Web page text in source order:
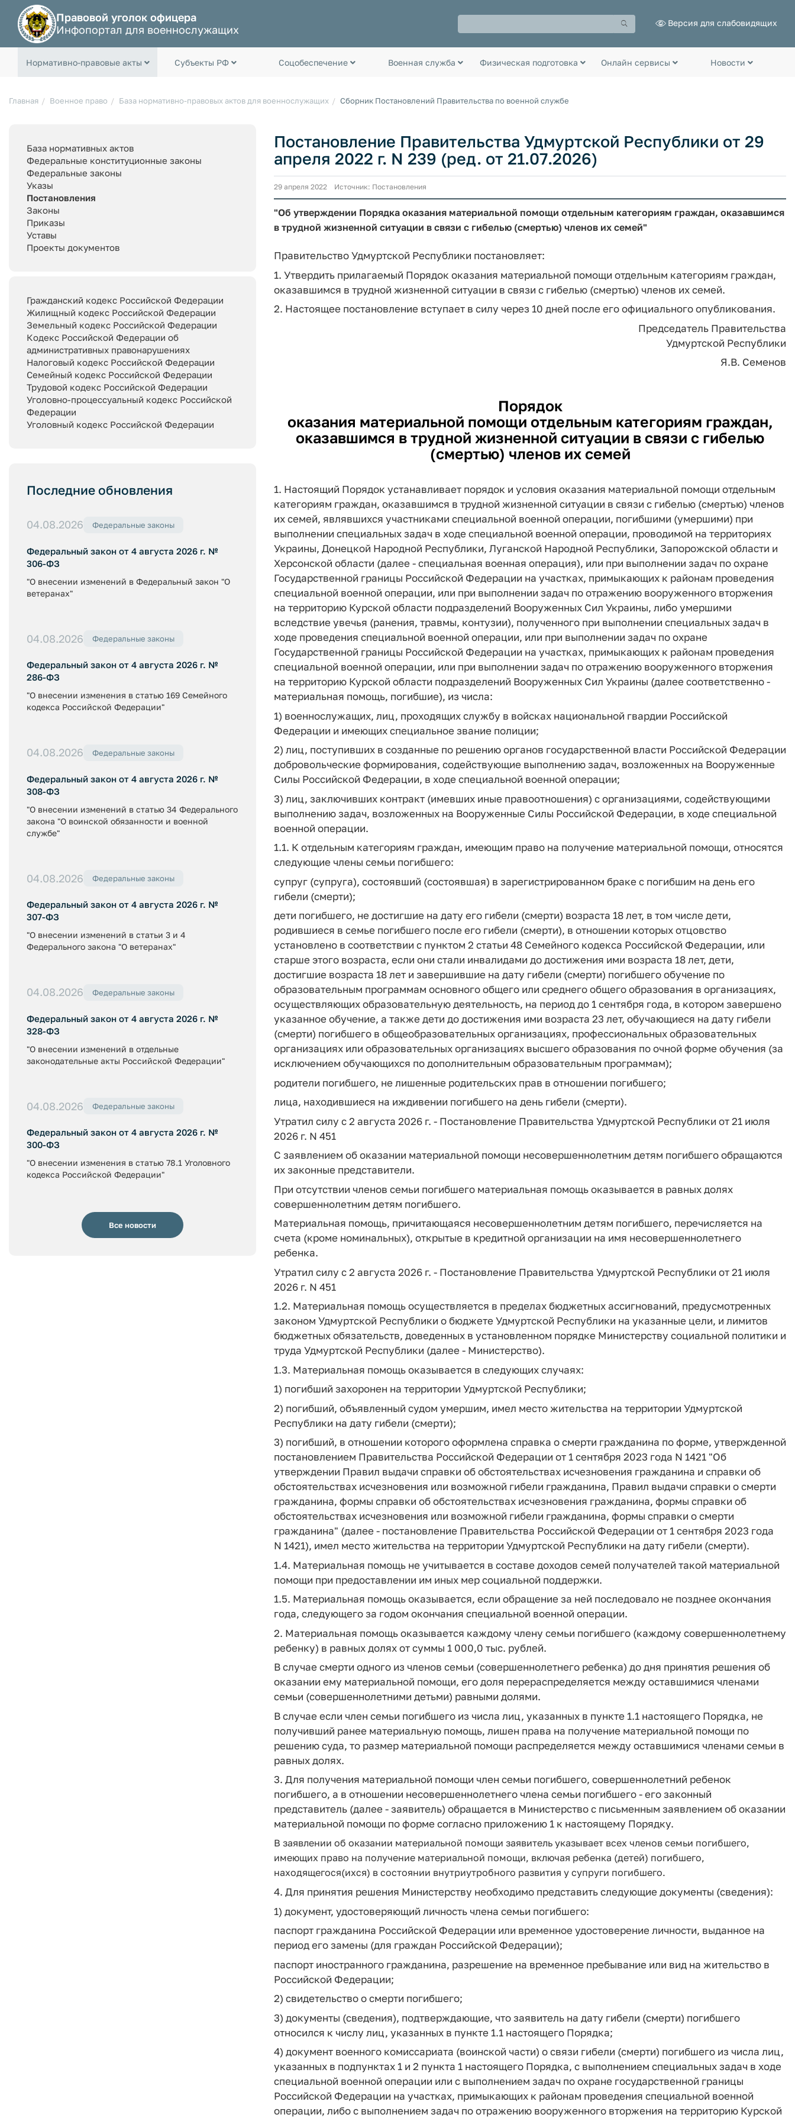
Правовой уголок офицера
Инфопортал для военнослужащих
Версия для слабовидящих
Нормативно-правовые акты Субъекты РФ Соцобеспечение Военная служба Физическая подготовка Онлайн сервисы Новости
Главная Военное право База нормативно-правовых актов для военнослужащих Сборник Постановлений Правительства по военной службе
База нормативных актов
Федеральные конституционные законы
Федеральные законы
Указы
Постановления
Законы
Приказы
Уставы
Проекты документов
Гражданский кодекс Российской Федерации
Жилищный кодекс Российской Федерации
Земельный кодекс Российской Федерации
Кодекс Российской Федерации об
административных правонарушениях
Налоговый кодекс Российской Федерации
Семейный кодекс Российской Федерации
Трудовой кодекс Российской Федерации
Уголовно-процессуальный кодекс Российской
Федерации
Уголовный кодекс Российской Федерации
Последние обновления
04.08.2026 Федеральные законы
Федеральный закон от 4 августа 2026 г. №
306-ФЗ
"О внесении изменений в Федеральный закон "О
ветеранах"
04.08.2026 Федеральные законы
Федеральный закон от 4 августа 2026 г. №
286-ФЗ
"О внесении изменения в статью 169 Семейного
кодекса Российской Федерации"
04.08.2026 Федеральные законы
Федеральный закон от 4 августа 2026 г. №
308-ФЗ
"О внесении изменений в статью 34 Федерального
закона "О воинской обязанности и военной
службе"
04.08.2026 Федеральные законы
Федеральный закон от 4 августа 2026 г. №
307-ФЗ
"О внесении изменений в статьи 3 и 4
Федерального закона "О ветеранах"
04.08.2026 Федеральные законы
Федеральный закон от 4 августа 2026 г. №
328-ФЗ
"О внесении изменений в отдельные
законодательные акты Российской Федерации"
04.08.2026 Федеральные законы
Федеральный закон от 4 августа 2026 г. №
300-ФЗ
"О внесении изменения в статью 78.1 Уголовного
кодекса Российской Федерации"
Все новости
Постановление Правительства Удмуртской Республики от 29
апреля 2022 г. N 239 (ред. от 21.07.2026)
29 апреля 2022 Источник: Постановления
"Об утверждении Порядка оказания материальной помощи отдельным категориям граждан, оказавшимся
в трудной жизненной ситуации в связи с гибелью (смертью) членов их семей"
Правительство Удмуртской Республики постановляет:
1. Утвердить прилагаемый Порядок оказания материальной помощи отдельным категориям граждан,
оказавшимся в трудной жизненной ситуации в связи с гибелью (смертью) членов их семей.
2. Настоящее постановление вступает в силу через 10 дней после его официального опубликования.
Председатель Правительства
Удмуртской Республики
Я.В. Семенов
Порядок
оказания материальной помощи отдельным категориям граждан,
оказавшимся в трудной жизненной ситуации в связи с гибелью
(смертью) членов их семей
1. Настоящий Порядок устанавливает порядок и условия оказания материальной помощи отдельным
категориям граждан, оказавшимся в трудной жизненной ситуации в связи с гибелью (смертью) членов
их семей, являвшихся участниками специальной военной операции, погибшими (умершими) при
выполнении специальных задач в ходе специальной военной операции, проводимой на территориях
Украины, Донецкой Народной Республики, Луганской Народной Республики, Запорожской области и
Херсонской области (далее - специальная военная операция), или при выполнении задач по охране
Государственной границы Российской Федерации на участках, примыкающих к районам проведения
специальной военной операции, или при выполнении задач по отражению вооруженного вторжения
на территорию Курской области подразделений Вооруженных Сил Украины, либо умершими
вследствие увечья (ранения, травмы, контузии), полученного при выполнении специальных задач в
ходе проведения специальной военной операции, или при выполнении задач по охране
Государственной границы Российской Федерации на участках, примыкающих к районам проведения
специальной военной операции, или при выполнении задач по отражению вооруженного вторжения
на территорию Курской области подразделений Вооруженных Сил Украины (далее соответственно -
материальная помощь, погибшие), из числа:
1) военнослужащих, лиц, проходящих службу в войсках национальной гвардии Российской
Федерации и имеющих специальное звание полиции;
2) лиц, поступивших в созданные по решению органов государственной власти Российской Федерации
добровольческие формирования, содействующие выполнению задач, возложенных на Вооруженные
Силы Российской Федерации, в ходе специальной военной операции;
3) лиц, заключивших контракт (имевших иные правоотношения) с организациями, содействующими
выполнению задач, возложенных на Вооруженные Силы Российской Федерации, в ходе специальной
военной операции.
1.1. К отдельным категориям граждан, имеющим право на получение материальной помощи, относятся
следующие члены семьи погибшего:
супруг (супруга), состоявший (состоявшая) в зарегистрированном браке с погибшим на день его
гибели (смерти);
дети погибшего, не достигшие на дату его гибели (смерти) возраста 18 лет, в том числе дети,
родившиеся в семье погибшего после его гибели (смерти), в отношении которых отцовство
установлено в соответствии с пунктом 2 статьи 48 Семейного кодекса Российской Федерации, или
старше этого возраста, если они стали инвалидами до достижения ими возраста 18 лет, дети,
достигшие возраста 18 лет и завершившие на дату гибели (смерти) погибшего обучение по
образовательным программам основного общего или среднего общего образования в организациях,
осуществляющих образовательную деятельность, на период до 1 сентября года, в котором завершено
указанное обучение, а также дети до достижения ими возраста 23 лет, обучающиеся на дату гибели
(смерти) погибшего в общеобразовательных организациях, профессиональных образовательных
организациях или образовательных организациях высшего образования по очной форме обучения (за
исключением обучающихся по дополнительным образовательным программам);
родители погибшего, не лишенные родительских прав в отношении погибшего;
лица, находившиеся на иждивении погибшего на день гибели (смерти).
Утратил силу с 2 августа 2026 г. - Постановление Правительства Удмуртской Республики от 21 июля
2026 г. N 451
С заявлением об оказании материальной помощи несовершеннолетним детям погибшего обращаются
их законные представители.
При отсутствии членов семьи погибшего материальная помощь оказывается в равных долях
совершеннолетним детям погибшего.
Материальная помощь, причитающаяся несовершеннолетним детям погибшего, перечисляется на
счета (кроме номинальных), открытые в кредитной организации на имя несовершеннолетнего
ребенка.
Утратил силу с 2 августа 2026 г. - Постановление Правительства Удмуртской Республики от 21 июля
2026 г. N 451
1.2. Материальная помощь осуществляется в пределах бюджетных ассигнований, предусмотренных
законом Удмуртской Республики о бюджете Удмуртской Республики на указанные цели, и лимитов
бюджетных обязательств, доведенных в установленном порядке Министерству социальной политики и
труда Удмуртской Республики (далее - Министерство).
1.3. Материальная помощь оказывается в следующих случаях:
1) погибший захоронен на территории Удмуртской Республики;
2) погибший, объявленный судом умершим, имел место жительства на территории Удмуртской
Республики на дату гибели (смерти);
3) погибший, в отношении которого оформлена справка о смерти гражданина по форме, утвержденной
постановлением Правительства Российской Федерации от 1 сентября 2023 года N 1421 "Об
утверждении Правил выдачи справки об обстоятельствах исчезновения гражданина и справки об
обстоятельствах исчезновения или возможной гибели гражданина, Правил выдачи справки о смерти
гражданина, формы справки об обстоятельствах исчезновения гражданина, формы справки об
обстоятельствах исчезновения или возможной гибели гражданина, формы справки о смерти
гражданина" (далее - постановление Правительства Российской Федерации от 1 сентября 2023 года
N 1421), имел место жительства на территории Удмуртской Республики на дату гибели (смерти).
1.4. Материальная помощь не учитывается в составе доходов семей получателей такой материальной
помощи при предоставлении им иных мер социальной поддержки.
1.5. Материальная помощь оказывается, если обращение за ней последовало не позднее окончания
года, следующего за годом окончания специальной военной операции.
2. Материальная помощь оказывается каждому члену семьи погибшего (каждому совершеннолетнему
ребенку) в равных долях от суммы 1 000,0 тыс. рублей.
В случае смерти одного из членов семьи (совершеннолетнего ребенка) до дня принятия решения об
оказании ему материальной помощи, его доля перераспределяется между оставшимися членами
семьи (совершеннолетними детьми) равными долями.
В случае если член семьи погибшего из числа лиц, указанных в пункте 1.1 настоящего Порядка, не
получивший ранее материальную помощь, лишен права на получение материальной помощи по
решению суда, то размер материальной помощи распределяется между оставшимися членами семьи в
равных долях.
3. Для получения материальной помощи член семьи погибшего, совершеннолетний ребенок
погибшего, а в отношении несовершеннолетнего члена семьи погибшего - его законный
представитель (далее - заявитель) обращается в Министерство с письменным заявлением об оказании
материальной помощи по форме согласно приложению 1 к настоящему Порядку.
В заявлении об оказании материальной помощи заявитель указывает всех членов семьи погибшего,
имеющих право на получение материальной помощи, включая ребенка (детей) погибшего,
находящегося(ихся) в состоянии внутриутробного развития у супруги погибшего.
4. Для принятия решения Министерству необходимо представить следующие документы (сведения):
1) документ, удостоверяющий личность члена семьи погибшего:
паспорт гражданина Российской Федерации или временное удостоверение личности, выданное на
период его замены (для граждан Российской Федерации);
паспорт иностранного гражданина, разрешение на временное пребывание или вид на жительство в
Российской Федерации;
2) свидетельство о смерти погибшего;
3) документы (сведения), подтверждающие, что заявитель на дату гибели (смерти) погибшего
относился к числу лиц, указанных в пункте 1.1 настоящего Порядка;
4) документ военного комиссариата (воинской части) о связи гибели (смерти) погибшего из числа лиц,
указанных в подпунктах 1 и 2 пункта 1 настоящего Порядка, с выполнением специальных задач в ходе
специальной военной операции или с выполнением задач по охране государственной границы
Российской Федерации на участках, примыкающих к районам проведения специальной военной
операции, либо с выполнением задач по отражению вооруженного вторжения на территорию Курской